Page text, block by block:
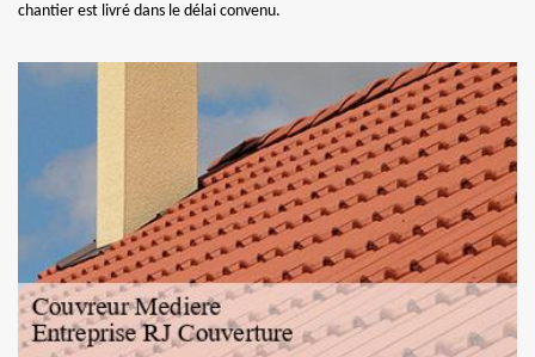
chantier est livré dans le délai convenu.